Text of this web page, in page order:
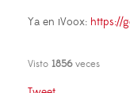
Ya en iVoox: https://
Visto 1856veces